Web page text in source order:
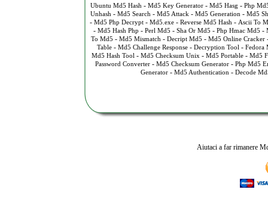
Ubuntu Md5 Hash - Md5 Key Generator- Md5 Hasg - Php
Unhash - Md5 Search - Md5 Attack - Md5 Generation - Md5
- Md5 Php Decrypt - Md5.exe - Reverse Md5 Hash - Ascii To
- Md5 Hash Php - Perl Md5 - Sha Or Md5 - Php Hmac Md5 -
To Md5 - Md5 Mismatch - Decript Md5 - Md5 Online Cracker
Table- Md5 Challenge Response- Decryption Tool - Fedora
Md5 Hash Tool - Md5 Checksum Unix - Md5 Portable- Md5
Password Converter- Md5 Checksum Generator- Php Md5
Generator- Md5 Authentication - Decode
Aiutaci a far rimanere